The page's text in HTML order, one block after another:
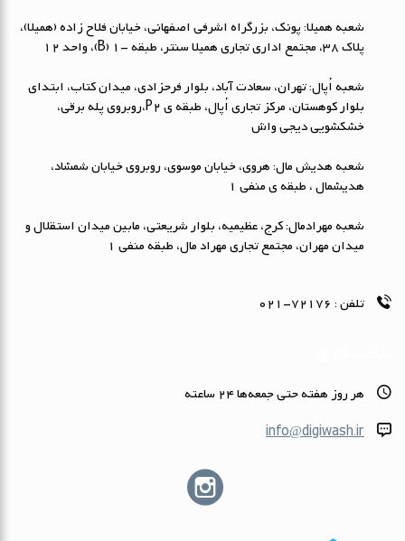
شعبه همیلا: پونک، بزرگراه اشرفی اصفهانی، خیابان فلاح زاده (همیلا)،
پلاک 38، مجتمع اداری تجاری همیلا سنتر، طبقه -1 (B)، واحد 12
شعبه اُپال: تهران، سعادت آباد، بلوار فرحزادی، میدان کتاب، ابتداي
بلوار کوهستان، مرکز تجاری اُپال، طبقه ی P2،روبروی پله برقی،
خشکشویی دیجی واش
شعبه هدیش مال: هروی، خیابان موسوی، روبروی خیابان شمشاد،
هدیشمال ، طبقه ی منفی 1
شعبه مهرادمال: کرج، عظیمیه، بلوار شریعتی، مابین میدان استقلال و
میدان مهران، مجتمع تجاری مهراد مال، طبقه منفی 1
تلفن : 72176-021
هر روز هفته حتى جمعه‌ها 24 ساعته
info@digiwash.ir